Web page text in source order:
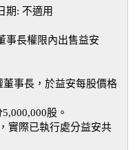
期: 不適用
事長權限內出售益安
董事長，於益安每股價格
股。
實際已執行處分益安共